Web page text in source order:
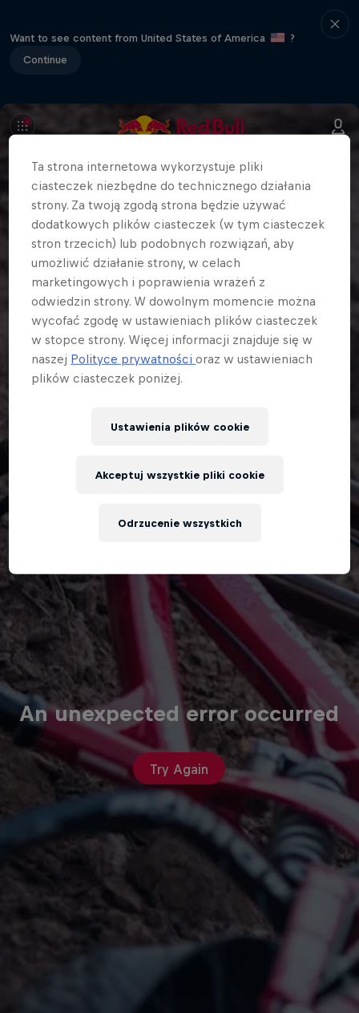
Want to see content from United States of America
?
Continue
An unexpected error occurred
Try Again
Ta strona internetowa wykorzystuje pliki
ciasteczek niezbędne do technicznego działania
strony. Za twoją zgodą strona będzie używać
dodatkowych plików ciasteczek (w tym ciasteczek
stron trzecich) lub podobnych rozwiązań, aby
umożliwić działanie strony, w celach
marketingowych i poprawienia wrażeń z
odwiedzin strony. W dowolnym momencie można
wycofać zgodę w ustawieniach plików ciasteczek
w stopce strony. Więcej informacji znajduje się w
naszej Polityce prywatnościoraz w ustawieniach
plików ciasteczek poniżej.
Ustawienia plików cookie
Odrzucenie wszystkich
Akceptuj wszystkie pliki cookie